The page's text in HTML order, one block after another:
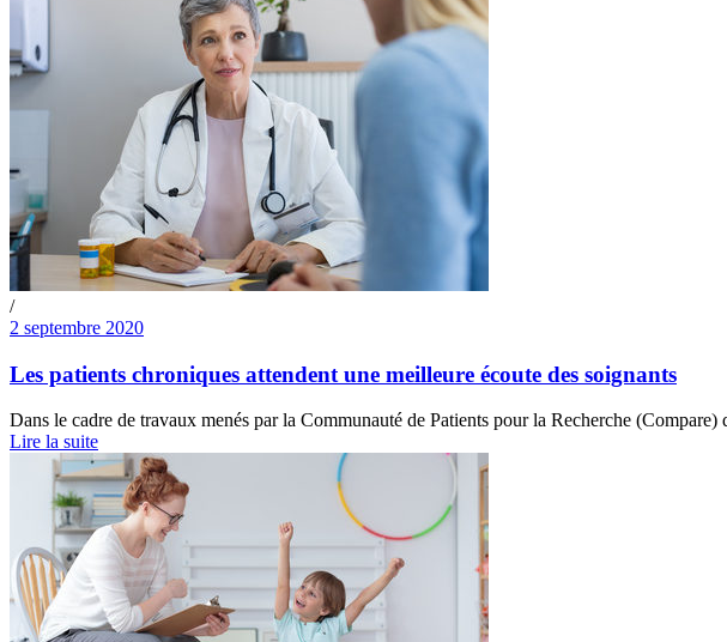
/
2 septembre 2020
Les patients chroniques attendent une meilleure écoute des soignants
Dans le cadre de travaux menés par la Communauté de Patients pour la Recherche
Lire la suite